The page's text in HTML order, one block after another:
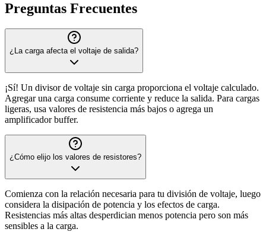
Preguntas Frecuentes
¿La carga afecta el voltaje de salida?
¡Sí! Un divisor de voltaje sin carga proporciona el voltaje calculado.
Agregar una carga consume corriente y reduce la salida. Para cargas
ligeras, usa valores de resistencia más bajos o agrega un
amplificador buffer.
¿Cómo elijo los valores de resistores?
Comienza con la relación necesaria para tu división de voltaje, luego
considera la disipación de potencia y los efectos de carga.
Resistencias más altas desperdician menos potencia pero son más
sensibles a la carga.